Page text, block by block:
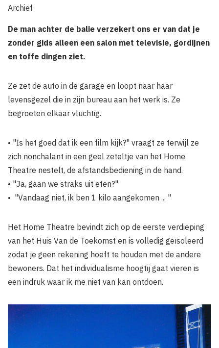
Archief
De man achter de balie verzekert ons er van dat je
zonder gids alleen een salon met televisie, gordijnen
en toffe dingen ziet.
Ze zet de auto in de garage en loopt naar haar
levensgezel die in zijn bureau aan het werk is. Ze
begroeten elkaar vluchtig.
• "Is het goed dat ik een film kijk?" vraagt ze terwijl ze
zich nonchalant in een geel zeteltje van het Home
Theatre nestelt, de afstandsbediening in de hand.
• "Ja, gaan we straks uit eten?"
• "Vandaag niet, ik ben 1 kilo aangekomen ... "
Het Home Theatre bevindt zich op de eerste verdieping
van het Huis Van de Toekomst en is volledig geïsoleerd
zodat je geen rekening hoeft te houden met de andere
bewoners. Dat het individualisme hoogtij gaat vieren is
een indruk waar ik me niet van kan ontdoen.